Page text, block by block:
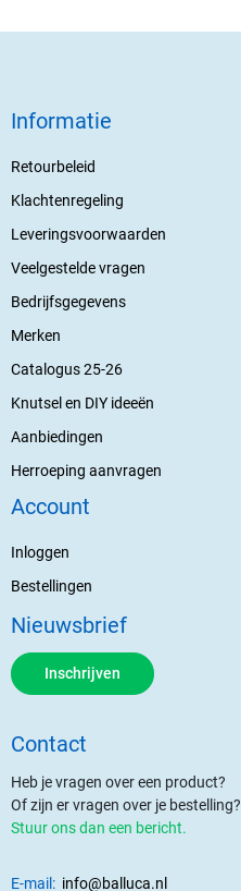
Informatie
Retourbeleid
Klachtenregeling
Leveringsvoorwaarden
Veelgestelde vragen
Bedrijfsgegevens
Merken
Catalogus 25-26
Knutsel en DIY ideeën
Aanbiedingen
Herroeping aanvragen
Account
Inloggen
Bestellingen
Nieuwsbrief
Inschrijven
Contact
Heb je vragen over een product?
Of zijn er vragen over je bestelling?
Stuur ons dan een bericht.
E-mail: info@balluca.nl